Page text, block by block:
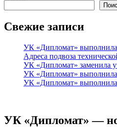
Свежие записи
УК «Дипломат»
Адреса подвоза
УК «Дипломат» заменила
УК «Дипломат»
УК «Дипломат» выполнила
УК «Дипломат» —